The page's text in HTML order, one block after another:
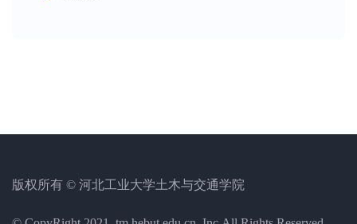
版权所有 © 河北工业大学土木与交通学院